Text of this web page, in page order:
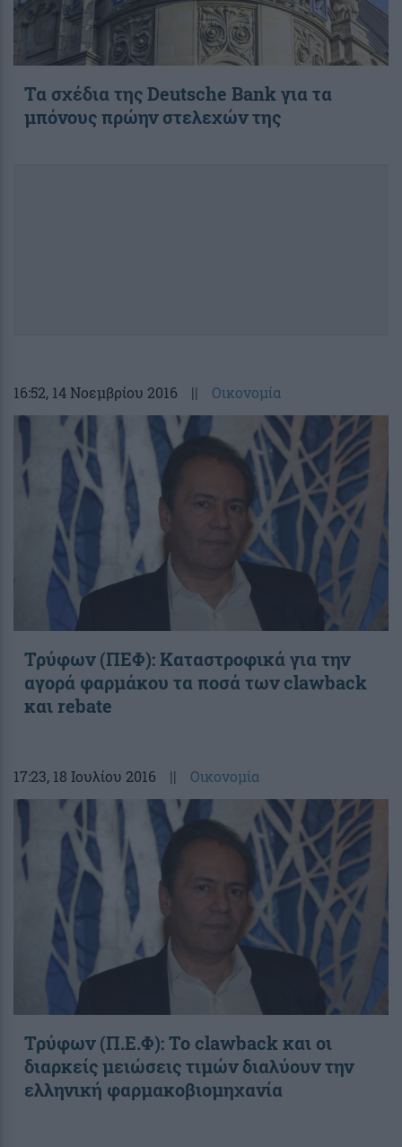
Τα σχέδια της Deutsche Bank για τα
μπόνους πρώην στελεχών της
16:52, 14 Νοεμβρίου 2016 || Οικονομία
Τρύφων (ΠΕΦ): Καταστροφικά για την
αγορά φαρμάκου τα ποσά των clawback
και rebate
17:23, 18 Ιουλίου 2016 || Οικονομία
Τρύφων (Π.Ε.Φ): Το clawback και οι
διαρκείς μειώσεις τιμών διαλύουν την
ελληνική φαρμακοβιομηχανία